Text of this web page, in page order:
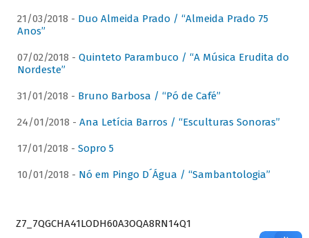
21/03/2018 - Duo Almeida Prado / “Almeida Prado 75
Anos”
07/02/2018 - Quinteto Parambuco / “A Música Erudita do
Nordeste”
31/01/2018 - Bruno Barbosa / “Pó de Café”
24/01/2018 - Ana Letícia Barros / “Esculturas Sonoras”
17/01/2018 - Sopro 5
10/01/2018 - Nó em Pingo D´Água / “Sambantologia”
Z7_7QGCHA41LODH60A3OQA8RN14Q1